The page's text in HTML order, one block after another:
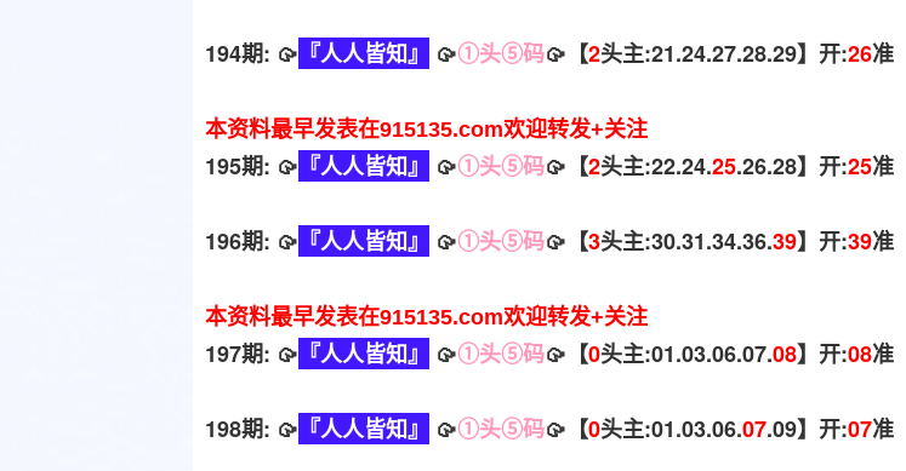
194期: 🥠 『人人皆知』 🥠①头⑤码🥠【2头主:21.24.27.28.29】开:26准
本资料最早发表在915135.com欢迎转发+关注
195期: 🥠 『人人皆知』 🥠①头⑤码🥠【2头主:22.24.25.26.28】开:25准
196期: 🥠 『人人皆知』 🥠①头⑤码🥠【3头主:30.31.34.36.39】开:39准
本资料最早发表在915135.com欢迎转发+关注
197期: 🥠 『人人皆知』 🥠①头⑤码🥠【0头主:01.03.06.07.08】开:08准
198期: 🥠 『人人皆知』 🥠①头⑤码🥠【0头主:01.03.06.07.09】开:07准